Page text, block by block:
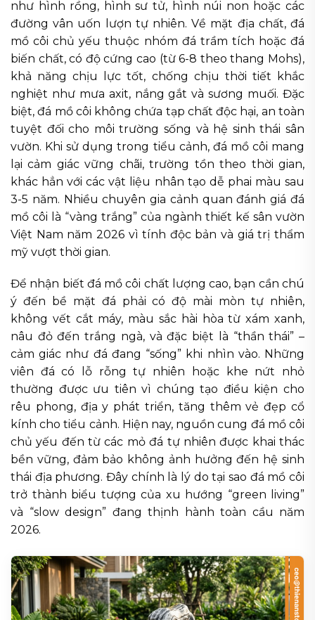
như hình rồng, hình sư tử, hình núi non hoặc các
đường vân uốn lượn tự nhiên. Về mặt địa chất, đá
mồ côi chủ yếu thuộc nhóm đá trầm tích hoặc đá
biến chất, có độ cứng cao (từ 6-8 theo thang Mohs),
khả năng chịu lực tốt, chống chịu thời tiết khắc
nghiệt như mưa axit, nắng gắt và sương muối. Đặc
biệt, đá mồ côi không chứa tạp chất độc hại, an toàn
tuyệt đối cho môi trường sống và hệ sinh thái sân
vườn. Khi sử dụng trong tiểu cảnh, đá mồ côi mang
lại cảm giác vững chãi, trường tồn theo thời gian,
khác hẳn với các vật liệu nhân tạo dễ phai màu sau
3-5 năm. Nhiều chuyên gia cảnh quan đánh giá đá
mồ côi là “vàng trắng” của ngành thiết kế sân vườn
Việt Nam năm 2026 vì tính độc bản và giá trị thẩm
mỹ vượt thời gian.
Để nhận biết đá mồ côi chất lượng cao, bạn cần chú
ý đến bề mặt đá phải có độ mài mòn tự nhiên,
không vết cắt máy, màu sắc hài hòa từ xám xanh,
nâu đỏ đến trắng ngà, và đặc biệt là “thần thái” –
cảm giác như đá đang “sống” khi nhìn vào. Những
viên đá có lỗ rỗng tự nhiên hoặc khe nứt nhỏ
thường được ưu tiên vì chúng tạo điều kiện cho
rêu phong, địa y phát triển, tăng thêm vẻ đẹp cổ
kính cho tiểu cảnh. Hiện nay, nguồn cung đá mồ côi
chủ yếu đến từ các mỏ đá tự nhiên được khai thác
bền vững, đảm bảo không ảnh hưởng đến hệ sinh
thái địa phương. Đây chính là lý do tại sao đá mồ côi
trở thành biểu tượng của xu hướng “green living”
và “slow design” đang thịnh hành toàn cầu năm
2026.